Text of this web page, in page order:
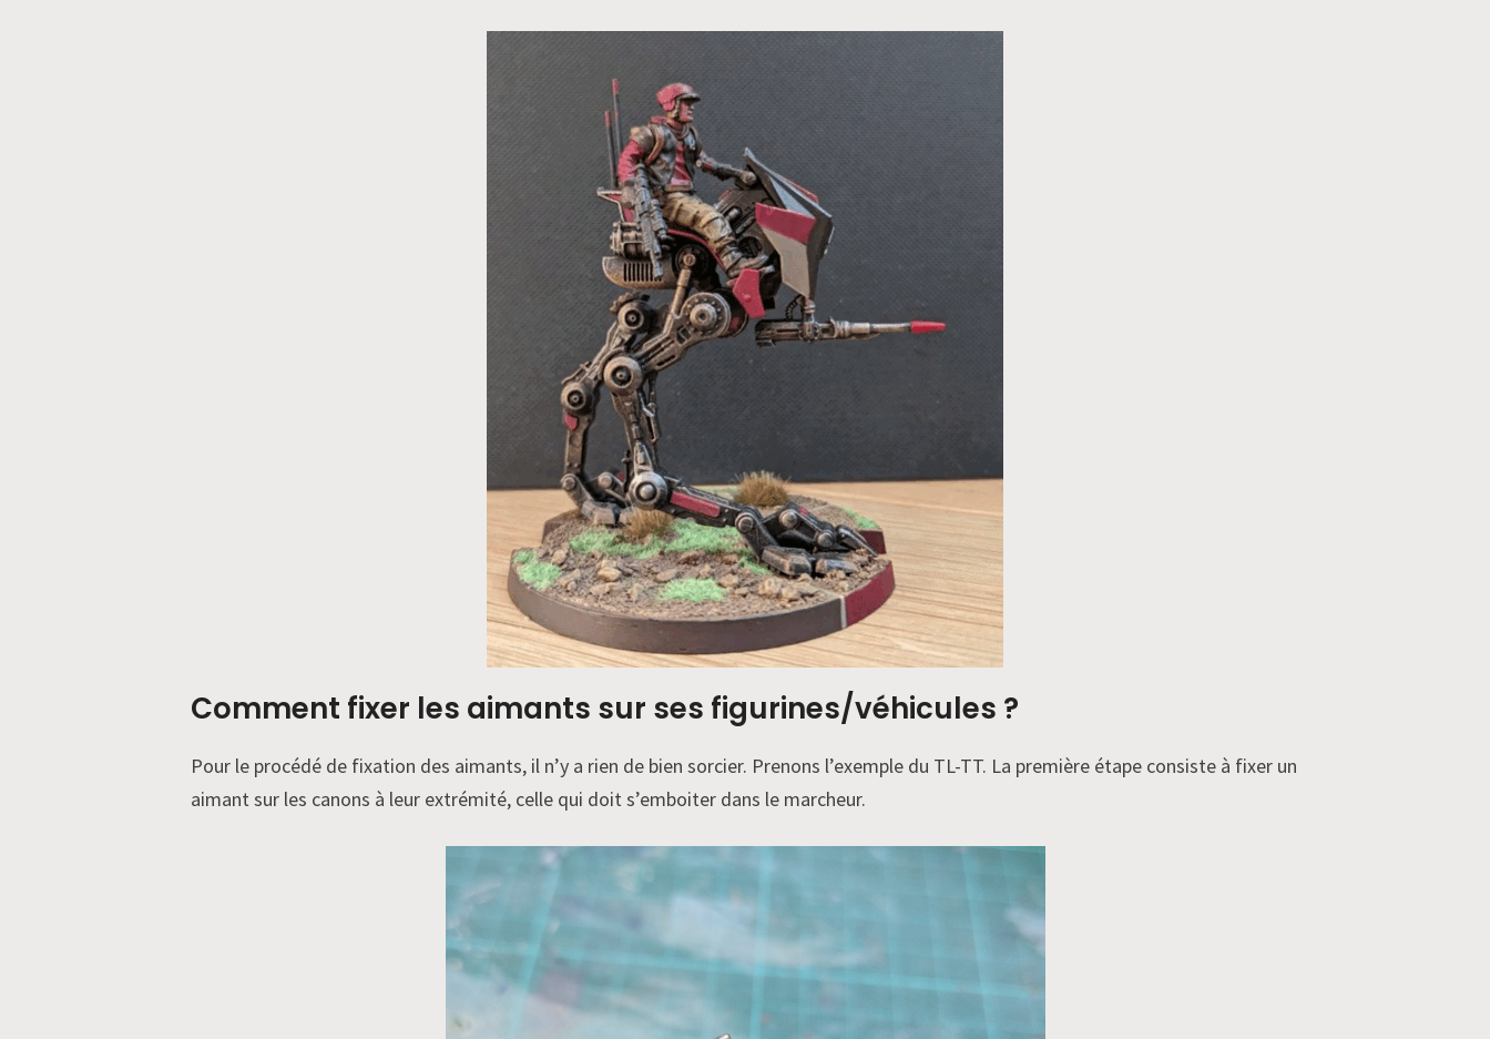
Comment fixer les aimants sur ses figurines/véhicules ?
Pour le procédé de fixation des aimants, il n’y a rien de bien sorcier. Prenons l’exemple du TL-TT. La première étape consiste à fixer un
aimant sur les canons à leur extrémité, celle qui doit s’emboiter dans le marcheur.